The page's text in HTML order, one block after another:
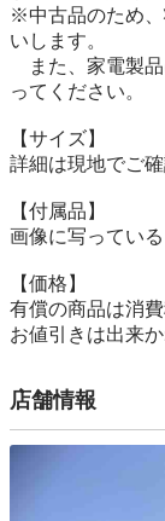
※中古品のため
いします。
また、家電製品
ってください。
【サイズ】
詳細は現地でご
【付属品】
画像に写ってい
【価格】
有償の商品は消
お値引きは出来
店舗情報